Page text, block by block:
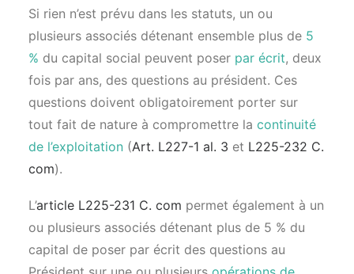
Si rien n’est prévu dans les statuts, un ou
plusieurs associés détenant ensemble plus de 5
% du capital social peuvent poser par écrit, deux
fois par ans, des questions au président. Ces
questions doivent obligatoirement porter sur
tout fait de nature à compromettre la continuité
de l’exploitation (Art. L227-1 al. 3 et L225-232 C.
com).
L’article L225-231 C. com permet également à un
ou plusieurs associés détenant plus de 5 % du
capital de poser par écrit des questions au